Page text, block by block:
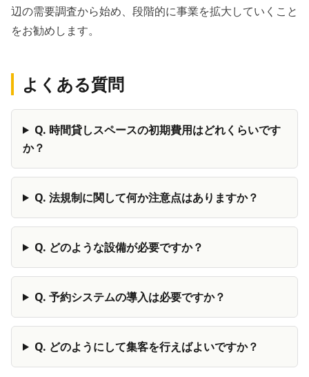
辺の需要調査から始め、段階的に事業を拡大していくこと
をお勧めします。
よくある質問
Q. 時間貸しスペースの初期費用はどれくらいです
か？
Q. 法規制に関して何か注意点はありますか？
Q. どのような設備が必要ですか？
Q. 予約システムの導入は必要ですか？
Q. どのようにして集客を行えばよいですか？